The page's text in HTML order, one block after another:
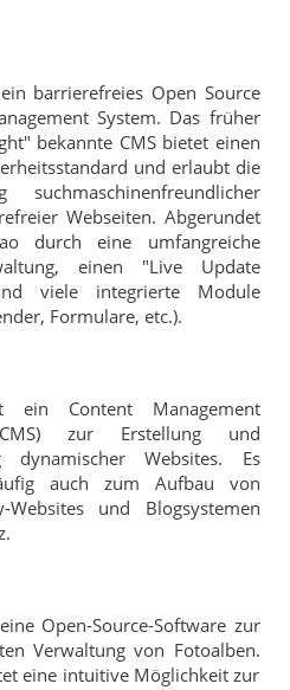
barrierefreies Open Source
System. Das früher
bekannte CMS bietet einen
und erlaubt die
suchmaschinenfreundlicher
Webseiten. Abgerundet
durch eine umfangreiche
einen "Live Update
viele integrierte Module
Formulare, etc.).
ein Content Management
zur Erstellung und
dynamischer Websites. Es
auch zum Aufbau von
Websites und Blogsystemen
Open-Source-Software zur
Verwaltung von Fotoalben.
eine intuitive Möglichkeit zur